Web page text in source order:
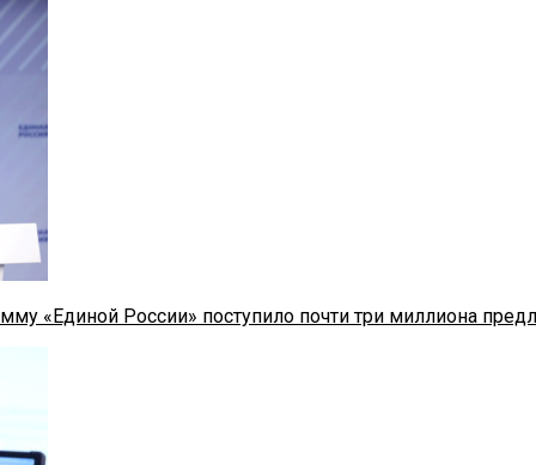
«Единой России» поступило почти три миллиона